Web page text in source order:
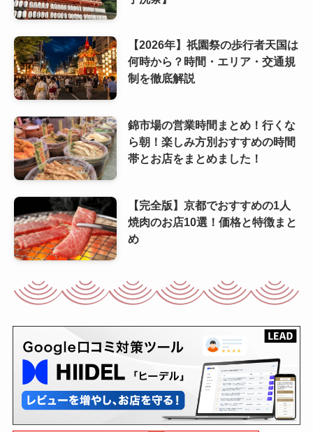
【2026年】祇園祭の歩行者天国は
何時から？時間・エリア・交通規
制を徹底解説
錦市場の営業時間まとめ！行くな
ら朝！楽しみ方別おすすめの時間
帯とお店をまとめました！
【完全版】京都でおすすめの1人
焼肉のお店10選！価格と特徴まと
め